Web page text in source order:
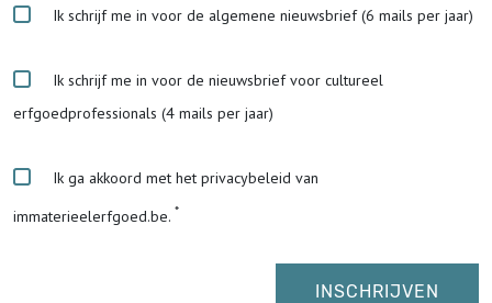
Ik schrijf me in voor de algemene nieuwsbrief (6 mails per jaar)
Ik schrijf me in voor de nieuwsbrief voor cultureel
erfgoedprofessionals (4 mails per jaar)
Ik ga akkoord met het privacybeleid van
immaterieelerfgoed.be.